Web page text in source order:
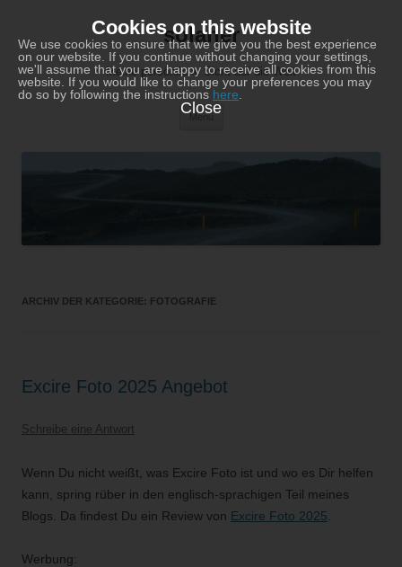
Cookies on this website
We use cookies to ensure that we give you the best experience
on our website. If you continue without changing your settings,
we'll assume that you are happy to receive all cookies from this
website. If you would like to change your preferences you may
do so by following the instructions here
Close
solaner
Meine persönliche Sicht auf die Welt
Menü
ARCHIV DER KATEGORIE: FOTOGRAFIE
Excire Foto 2025 Angebot
Schreibe eine Antwort
Wenn Du nicht weißt, was Excire Foto ist und wo es Dir helfen
kann, spring rüber in den englisch-sprachigen Teil meines
Blogs. Da findest Du ein Review von Excire Foto 2025
Werbung: